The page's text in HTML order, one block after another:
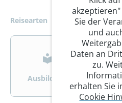
Reisearten
>
Ausbildung
>
Sie der
und
Daten an
zu.
erhalten Sie
Cookie